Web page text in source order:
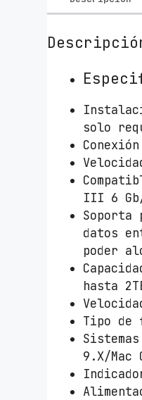
solo
III 6
Soporta
datos
poder
hasta
Tipo de
9.X/Mac